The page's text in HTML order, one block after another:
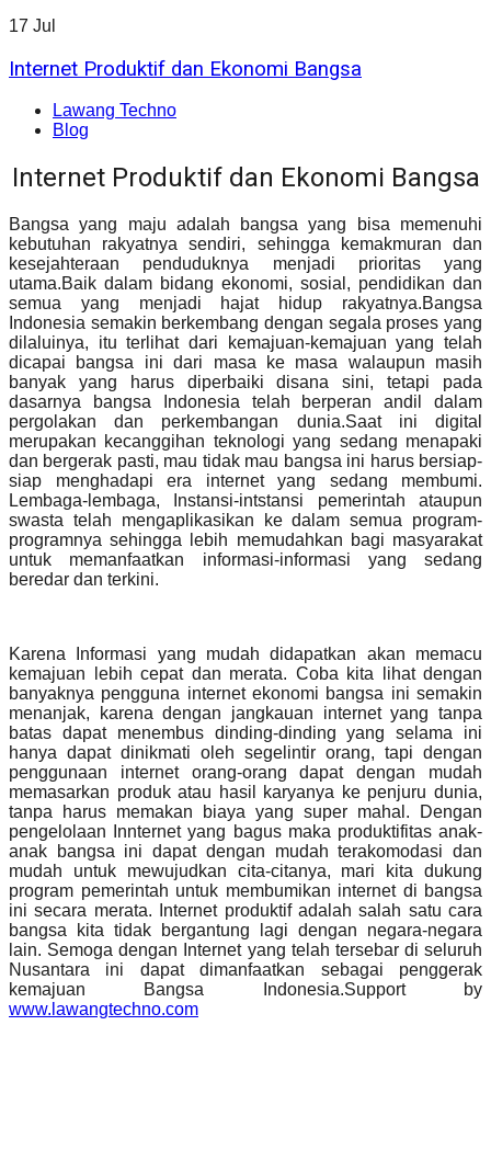
17 Jul
Internet Produktif dan Ekonomi Bangsa
Lawang Techno
Blog
Internet Produktif dan Ekonomi Bangsa
Bangsa yang maju adalah bangsa yang bisa memenuhi
kebutuhan rakyatnya sendiri, sehingga kemakmuran dan
kesejahteraan penduduknya menjadi prioritas yang
utama.Baik dalam bidang ekonomi, sosial, pendidikan dan
semua yang menjadi hajat hidup rakyatnya.Bangsa
Indonesia semakin berkembang dengan segala proses yang
dilaluinya, itu terlihat dari kemajuan-kemajuan yang telah
dicapai bangsa ini dari masa ke masa walaupun masih
banyak yang harus diperbaiki disana sini, tetapi pada
dasarnya bangsa Indonesia telah berperan andil dalam
pergolakan dan perkembangan dunia.Saat ini digital
merupakan kecanggihan teknologi yang sedang menapaki
dan bergerak pasti, mau tidak mau bangsa ini harus bersiap-
siap menghadapi era internet yang sedang membumi.
Lembaga-lembaga, Instansi-intstansi pemerintah ataupun
swasta telah mengaplikasikan ke dalam semua program-
programnya sehingga lebih memudahkan bagi masyarakat
untuk memanfaatkan informasi-informasi yang sedang
beredar dan terkini.
Karena Informasi yang mudah didapatkan akan memacu
kemajuan lebih cepat dan merata. Coba kita lihat dengan
banyaknya pengguna internet ekonomi bangsa ini semakin
menanjak, karena dengan jangkauan internet yang tanpa
batas dapat menembus dinding-dinding yang selama ini
hanya dapat dinikmati oleh segelintir orang, tapi dengan
penggunaan internet orang-orang dapat dengan mudah
memasarkan produk atau hasil karyanya ke penjuru dunia,
tanpa harus memakan biaya yang super mahal. Dengan
pengelolaan Innternet yang bagus maka produktifitas anak-
anak bangsa ini dapat dengan mudah terakomodasi dan
mudah untuk mewujudkan cita-citanya, mari kita dukung
program pemerintah untuk membumikan internet di bangsa
ini secara merata. Internet produktif adalah salah satu cara
bangsa kita tidak bergantung lagi dengan negara-negara
lain. Semoga dengan Internet yang telah tersebar di seluruh
Nusantara ini dapat dimanfaatkan sebagai penggerak
kemajuan Bangsa Indonesia.Support by
www.lawangtechno.com